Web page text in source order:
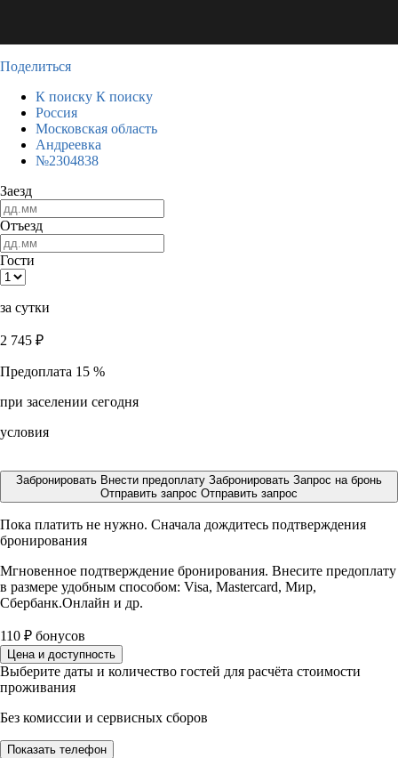
Поделиться
К поиску К поиску
Россия
Московская область
Андреевка
№2304838
Заезд
Отъезд
Гости
за сутки
2 745 ₽
Предоплата 15 %
при заселении сегодня
условия
Забронировать Внести предоплату Забронировать Запрос на бронь
Отправить запрос Отправить запрос
Пока платить не нужно. Сначала дождитесь подтверждения
бронирования
Мгновенное подтверждение бронирования. Внесите предоплату
в размере удобным способом: Visa, Mastercard, Мир,
Сбербанк.Онлайн и др.
110 ₽ бонусов
Цена и доступность
Выберите даты и количество гостей для расчёта стоимости
проживания
Без комиссии и сервисных сборов
Показать телефон